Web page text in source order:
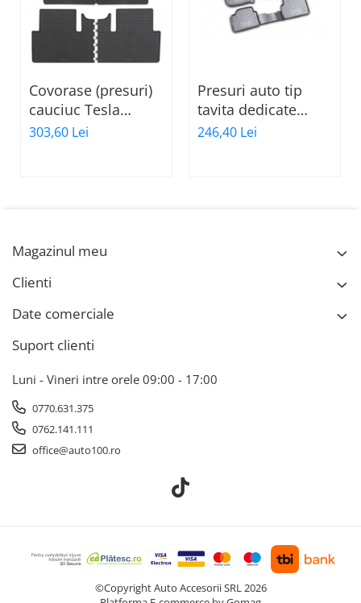
Covorase (presuri)
cauciuc Tesla
Model 3,
303,60 Lei
Presuri auto tip
tavita dedicate
BMW seria3
246,40 Lei
Magazinul meu
Clienti
Date comerciale
Suport clienti
Luni - Vineri intre orele 09:00 - 17:00
0770.631.375
0762.141.111
office@auto100.ro
©Copyright Auto Accesorii SRL 2026